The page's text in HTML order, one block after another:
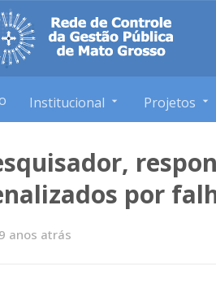
Institucional Projetos
por
9 anos atrás